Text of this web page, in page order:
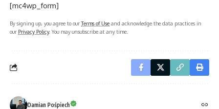
[mc4wp_form]
By signing up, you agree to ourTerms of Use and acknowledge the data practices in
our Privacy Policy. You may unsubscribe at any time.
Damian Pośpiech